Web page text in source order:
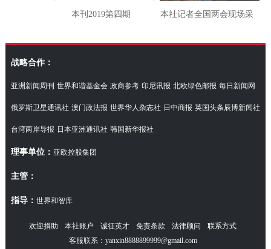
本刊2019第四期 本社记者全国两会现场采
访湖南代表团
战略合作：
亚洲新闻周刊 世界和谐基金会 政商参考 印尼讯报 北欧绿色邮报 每日新闻网
俄罗斯卫星通讯社 澳门政法报 世界华人杂志社 日中商报 英国头条辰博新闻社
台湾两岸导报 日本亚洲通讯社 韩国新华报社
理事单位： 亚欧控股集团
主管：
指导： 世界和智库
欢迎捐助 本社账户 诚征英才 免责条款 法律顾问
联系方式
客服联系：yanxin8888899999@gmail.com